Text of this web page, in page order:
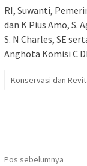
RI, Suwanti,
dan K Pius Amo, S.
S. N Charles, SE
Anghota Komisi C
Konservasi dan
Navigasi
Pos sebelumnya